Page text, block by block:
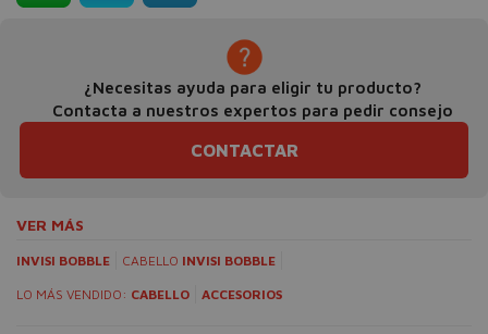
¿Necesitas ayuda para eligir tu producto?
Contacta a nuestros expertos para pedir consejo
CONTACTAR
VER MÁS
INVISI BOBBLE CABELLO INVISI BOBBLE
LO MÁS VENDIDO: CABELLO ACCESORIOS